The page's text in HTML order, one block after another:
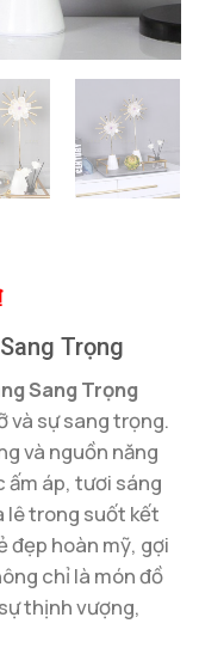
Trọng
Sang Trọng
và sự sang trọng.
và nguồn năng
áp, tươi sáng
lê trong suốt kết
đẹp hoàn mỹ, gợi
chỉ là món đồ
thịnh vượng,